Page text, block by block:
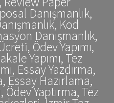
Danışmanlık,
Kod
Danışmanlık,
Ödev Yapımı,
Yapımı, Tez
Essay Yazdırma,
Essay Hazırlama,
Ödev Yaptırma, Tez